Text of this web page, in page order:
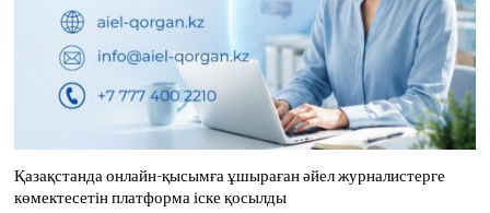
Қазақстанда онлайн-қысымға ұшыраған әйел журналистерге
көмектесетін платформа іске қосылды